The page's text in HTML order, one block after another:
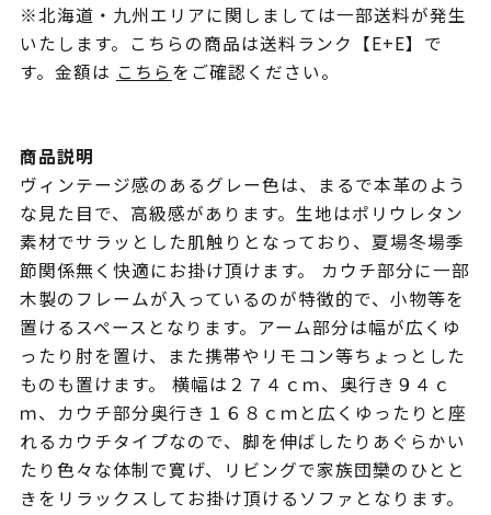
※北海道・九州エリアに関しましては一部送料が発生
いたします。こちらの商品は送料ランク【E+E】で
す。金額は こちらをご確認ください。
商品説明
ヴィンテージ感のあるグレー色は、まるで本革のよう
な見た目で、高級感があります。生地はポリウレタン
素材でサラッとした肌触りとなっており、夏場冬場季
節関係無く快適にお掛け頂けます。 カウチ部分に一部
木製のフレームが入っているのが特徴的で、小物等を
置けるスペースとなります。アーム部分は幅が広くゆ
ったり肘を置け、また携帯やリモコン等ちょっとした
ものも置けます。 横幅は２７４ｃｍ、奥行き９４ｃ
ｍ、カウチ部分奥行き１６８ｃｍと広くゆったりと座
れるカウチタイプなので、脚を伸ばしたりあぐらかい
たり色々な体制で寛げ、リビングで家族団欒のひとと
きをリラックスしてお掛け頂けるソファとなります。